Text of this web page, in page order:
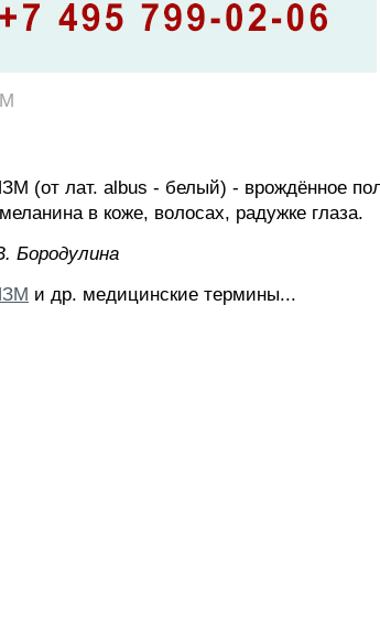
(от лат. albus - белый) - врождённое
в коже, волосах, радужке глаза.
Бopoдyлинa
и др. медицинские термины...